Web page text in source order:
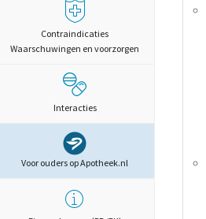
Contraindicaties
Waarschuwingen en voorzorgen
Interacties
Voor ouders op Apotheek.nl